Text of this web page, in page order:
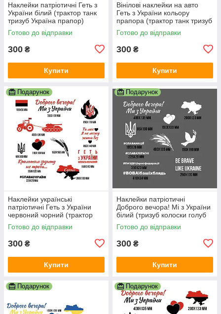
Наклейки патріотичні Геть з
України білий (трактор танк
тризуб Україна прапор)
матова
Готово до відправки
300 ₴
Купити
Вінілові наклейки на авто
Геть з України кольору
прапора (трактор танк тризуб
Україна прапор) матова
Готово до відправки
300 ₴
Купити
Подарунок
Наклейки українські
патріотичні Геть з України
червоний чорний (трактор
танк тризуб Україна прапор)
матова
Готово до відправки
300 ₴
Купити
Подарунок
Наклейки патріотичні
Доброго вечора! Мі з України
білий (тризуб колоски голуб
слава Україні) матова
Готово до відправки
300 ₴
Купити
Подарунок Подарунок